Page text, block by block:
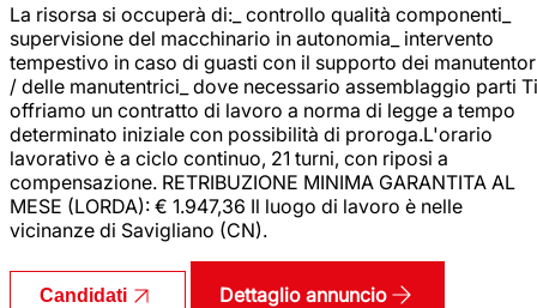
La risorsa si occuperà di:_ controllo qualità componenti_
supervisione del macchinario in autonomia_ intervento
tempestivo in caso di guasti con il supporto dei
/ delle manutentrici_ dove necessario assemblaggio parti Ti
offriamo un contratto di lavoro a norma di legge a tempo
determinato iniziale con possibilità di proroga.L'orario
lavorativo è a ciclo continuo, 21 turni, con riposi a
compensazione. RETRIBUZIONE MINIMA GARANTITA AL
MESE (LORDA): € 1.947,36 Il luogo di lavoro è nelle
vicinanze di Savigliano (CN).
Candidati Dettaglio annuncio